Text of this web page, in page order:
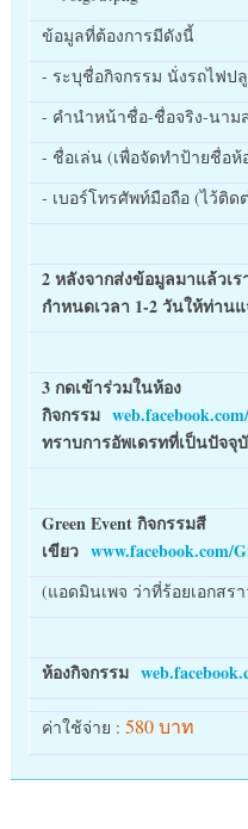
ข้อมูลที่ต้องการมีดังนี้
- ระบุชื่อกิจกรรม นั่งรถไฟป
- คำนำหน้าชื่อ-ชื่อจริง-นาม
- ชื่อเล่น (เพื่อจัดทำป้ายชื่อห้
- เบอร์โทรศัพท์มือถือ (ไว้ติด
2 หลังจากส่งข้อมูลมาแล้วเ
กำหนดเวลา 1-2 วันให้ท่าน
3 กดเข้าร่วมในห้อง
กิจกรรม
ทราบการอัพเดรทที่เป็นปัจจุ
Green Event กิจกรรมสี
เขียว www.facebook.com/
(แอดมินเพจ ว่าที่ร้อยเอกสร
ห้องกิจกรรม
ค่าใช้จ่าย : 580 บาท